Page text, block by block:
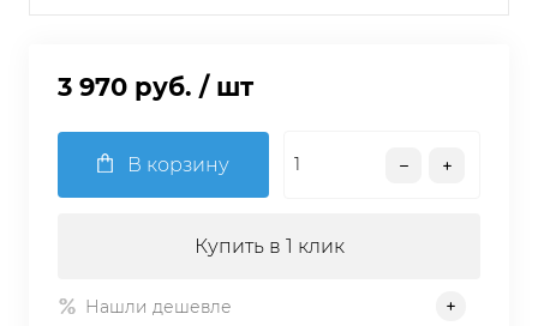
3 970 руб. / шт
В корзину
Купить в 1 клик
Нашли дешевле